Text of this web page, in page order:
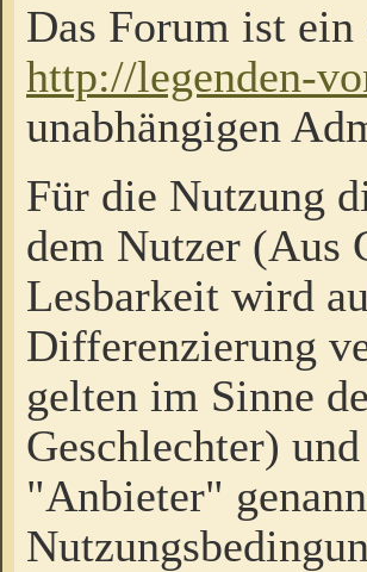
Das Forum ist
http://legenden-
unabhängigen
Für die Nutzung
dem Nutzer (Aus
Lesbarkeit wird
Differenzierung
gelten im Sinne
Geschlechter)
"Anbieter"